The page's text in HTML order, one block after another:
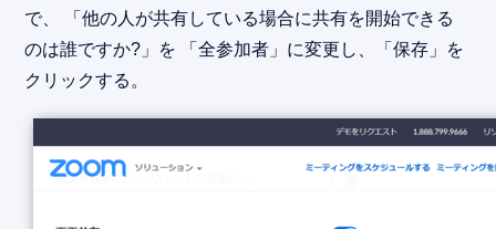
で、 「他の人が共有している場合に共有を開始できる
のは誰ですか?」を 「全参加者」に変更し、「保存」を
クリックする。